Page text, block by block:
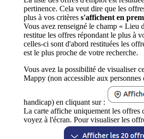
pertinence. Cela veut dire que les
plus à vos critères s'affichent en
Vous avez renseigné le champ « Lieu
restitue les offres répondant le plus à
celles-ci sont d'abord restituées les
est le plus proche de votre recherche.
Vous avez la possibilité de visualiser
Mappy (non accessible aux personnes
handicap) en cliquant sur :
La carte affiche uniquement les offres
voyez à l'écran. Pour visualiser les